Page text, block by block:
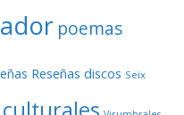
poemas
Reseñas discos Seix